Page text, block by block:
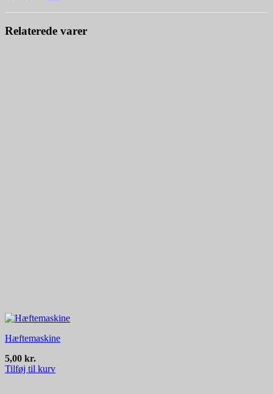
Relaterede varer
Hæftemaskine
5,00 kr.
Tilføj til kurv